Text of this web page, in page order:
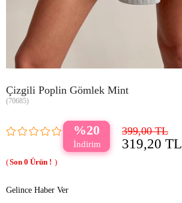
Çizgili Poplin Gömlek Mint
(70685)
20 399,00 TL
319,20 TL
0
Gelince Haber Ver